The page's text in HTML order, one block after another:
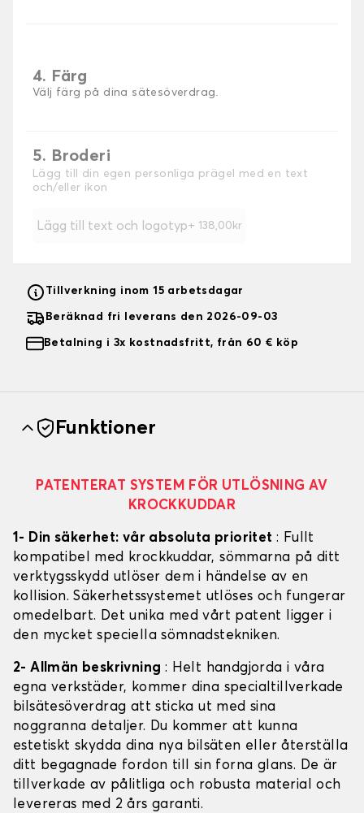
4. Färg
Välj färg på dina sätesöverdrag.
5. Broderi
Lägg till din egen personliga prägel med en text
och/eller ikon
Lägg till text och logotyp + 138,00kr
Tillverkning inom 15 arbetsdagar
Beräknad fri leverans den 2026-09-03
Betalning i 3x kostnadsfritt, från 60 € köp
Funktioner
PATENTERAT SYSTEM FÖR UTLÖSNING AV
KROCKKUDDAR
1- Din säkerhet: vår absoluta prioritet : Fullt
kompatibel med krockkuddar, sömmarna på ditt
verktygsskydd utlöser dem i händelse av en
kollision. Säkerhetssystemet utlöses och fungerar
omedelbart. Det unika med vårt patent ligger i
den mycket speciella sömnadstekniken.
2- Allmän beskrivning : Helt handgjorda i våra
egna verkstäder, kommer dina specialtillverkade
bilsätesöverdrag att sticka ut med sina
noggranna detaljer. Du kommer att kunna
estetiskt skydda dina nya bilsäten eller återställa
ditt begagnade fordon till sin forna glans. De är
tillverkade av pålitliga och robusta material och
levereras med 2 års garanti.